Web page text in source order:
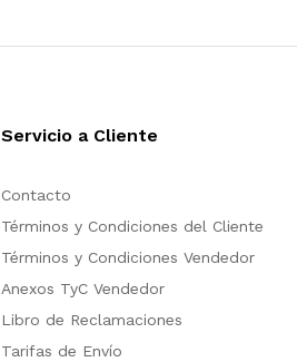
Servicio a Cliente
Contacto
Términos y Condiciones del Cliente
Términos y Condiciones Vendedor
Anexos TyC Vendedor
Libro de Reclamaciones
Tarifas de Envío